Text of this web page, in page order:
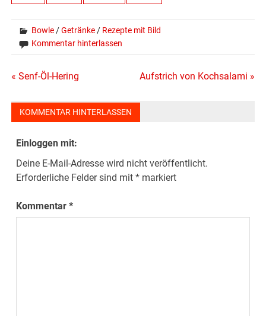
Bowle /Getränke / Rezepte mit Bild
Kommentar hinterlassen
Beitragsnavigation
« Senf-Öl-Hering Aufstrich von Kochsalami »
KOMMENTAR HINTERLASSEN
Einloggen mit:
Deine E-Mail-Adresse wird nicht veröffentlicht.
Erforderliche Felder sind mit* markiert
Kommentar*